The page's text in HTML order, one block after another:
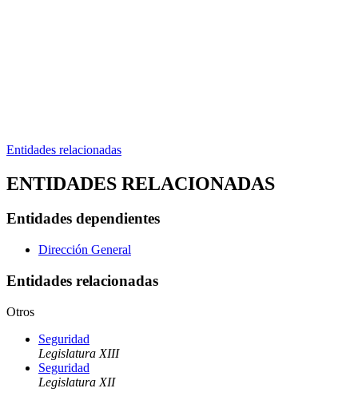
Entidades relacionadas
ENTIDADES RELACIONADAS
Entidades dependientes
Dirección General
Entidades relacionadas
Otros
Seguridad
Legislatura XIII
Seguridad
Legislatura XII